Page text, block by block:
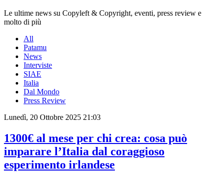
Le ultime news su Copyleft & Copyright, eventi, press review e
molto di più
All
Patamu
News
Interviste
SIAE
Italia
Dal Mondo
Press Review
Lunedì, 20 Ottobre 2025 21:03
1300€ al mese per chi crea: cosa può
imparare l’Italia dal coraggioso
esperimento irlandese